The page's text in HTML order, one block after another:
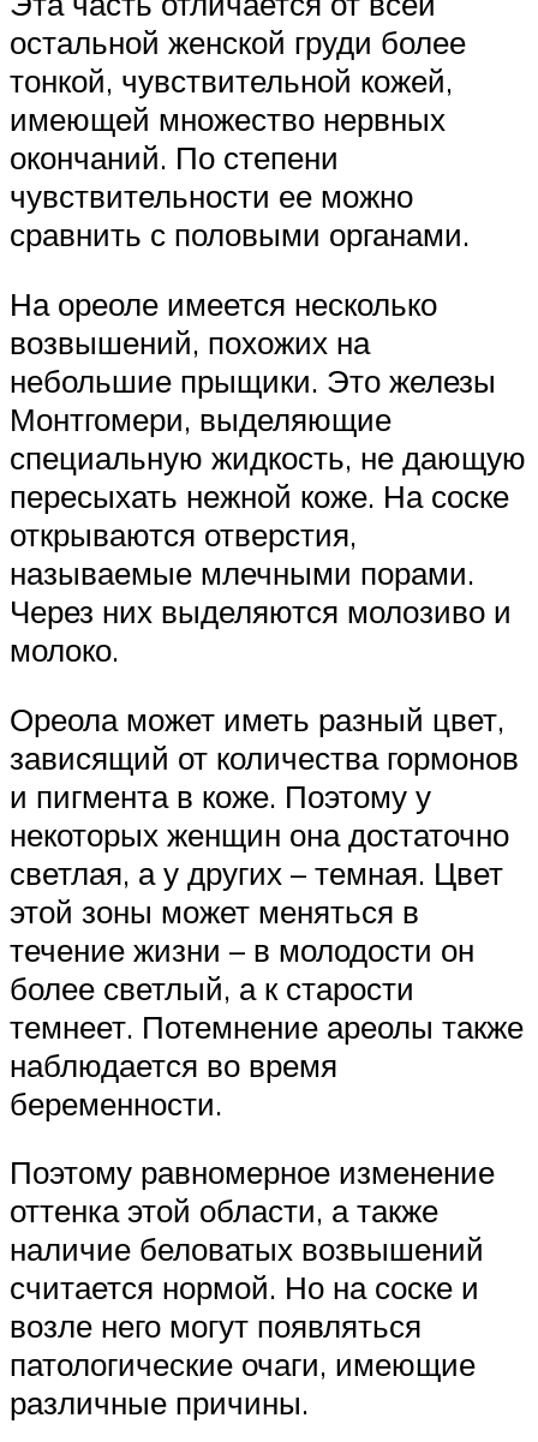
остальной женской груди более
тонкой, чувствительной кожей,
имеющей множество нервных
окончаний. По степени
чувствительности ее можно
сравнить с половыми органами.
На ореоле имеется несколько
возвышений, похожих на
небольшие прыщики. Это железы
Монтгомери, выделяющие
специальную жидкость, не дающую
пересыхать нежной коже. На соске
открываются отверстия,
называемые млечными порами.
Через них выделяются молозиво и
молоко.
Ореола может иметь разный цвет,
зависящий от количества гормонов
и пигмента в коже. Поэтому у
некоторых женщин она достаточно
светлая, а у других – темная. Цвет
этой зоны может меняться в
течение жизни – в молодости он
более светлый, а к старости
темнеет. Потемнение ареолы также
наблюдается во время
беременности.
Поэтому равномерное изменение
оттенка этой области, а также
наличие беловатых возвышений
считается нормой. Но на соске и
возле него могут появляться
патологические очаги, имеющие
различные причины.